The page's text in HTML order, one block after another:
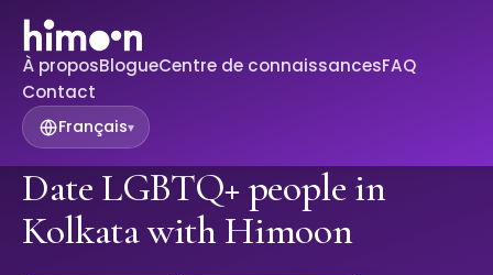
À proposBlogueCentre de connaissancesFAQ
Contact
Français▾
Date LGBTQ+ people in
Kolkata with Himoon